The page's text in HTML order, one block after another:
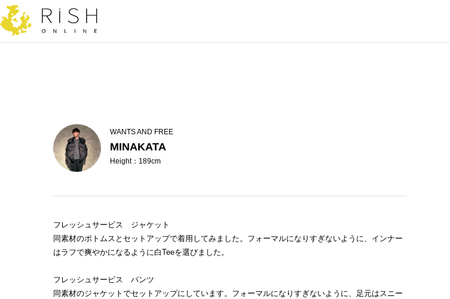
WANTS AND FREE
MINAKATA
Height：189cm
フレッシュサービス ジャケット
同素材のボトムスとセットアップで着用してみました。フォーマルになりすぎないように、インナー
はラフで爽やかになるように白Teeを選びました。
フレッシュサービス パンツ
同素材のジャケットでセットアップにしています。フォーマルになりすぎないように、足元はスニー